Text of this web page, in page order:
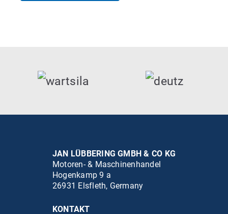
JAN LÜBBERING GMBH & CO KG
Motoren- & Maschinenhandel
Hogenkamp 9 a
26931 Elsfleth, Germany
KONTAKT